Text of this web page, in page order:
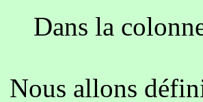
Dans la
Nous allons